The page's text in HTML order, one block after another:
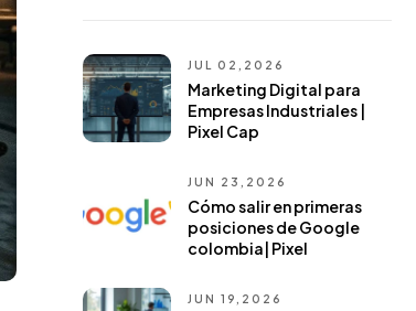
JUL 02,2026
Marketing Digital para
Empresas Industriales |
Pixel Cap
JUN 23,2026
Cómo salir en primeras
posiciones de Google
colombia| Pixel
JUN 19,2026